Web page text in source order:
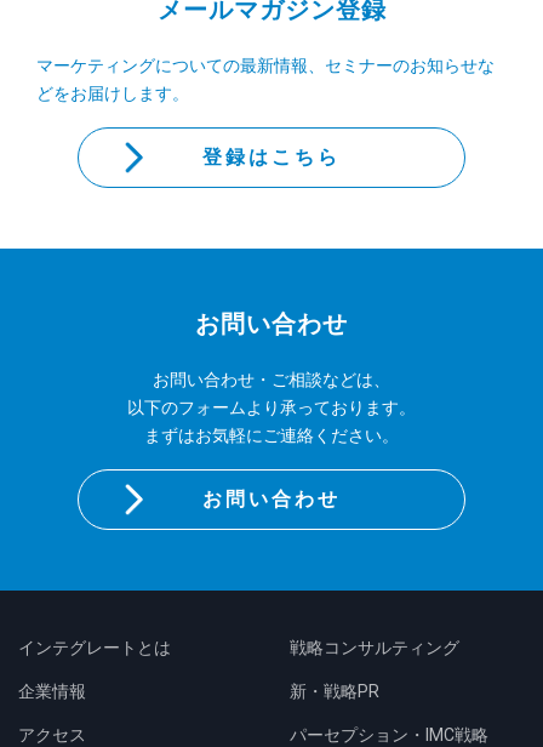
メールマガジン登録
マーケティングについての最新情報、セミナーのお知らせな
どをお届けします。
登録はこちら
お問い合わせ
お問い合わせ・ご相談などは、
以下のフォームより承っております。
まずはお気軽にご連絡ください。
お問い合わせ
インテグレートとは
企業情報
アクセス
戦略コンサルティング
新・戦略PR
パーセプション・IMC戦略